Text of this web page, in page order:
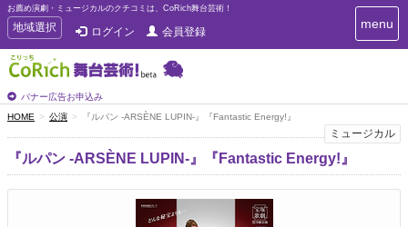
お薦め演劇・ミュージカルのクチコミは、CoRich舞台芸術！
T
o
g
g
e
n
a
v
地域選択 ログイン 会員登録
バナー広告お申込み
T
o
n
i
menu
HOME 公演 『ルパン -ARSÈNE LUPIN-』『Fantastic Energy!』
ミュージカル
『ルパン -ARSÈNE LUPIN-』『Fantastic Energy!』